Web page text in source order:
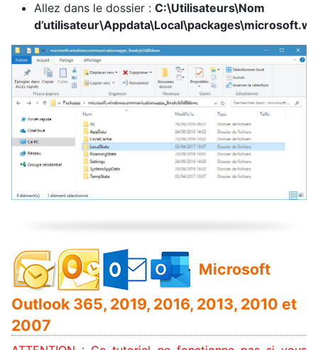
Allez dans le dossier : C:\Utilisateurs\Nom
Microsoft
Outlook 365, 2019, 2016, 2013, 2010 et
2007